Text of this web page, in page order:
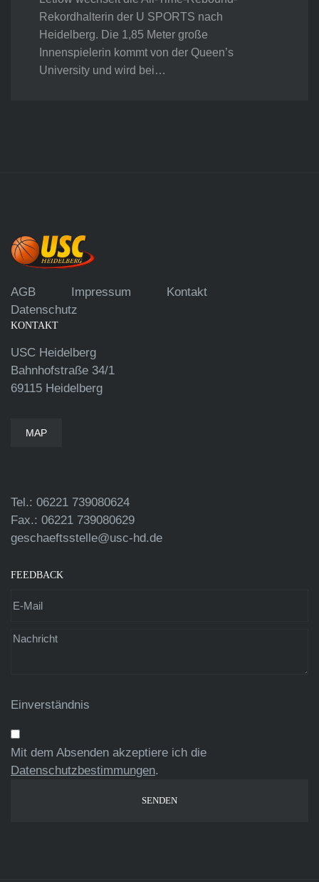
Rekordhalterin der U SPORTS nach
Heidelberg. Die 1,85 Meter große
Innenspielerin kommt von der Queen’s
University und wird bei…
AGB Impressum
Kontakt
Datenschutz
KONTAKT
USC Heidelberg
Bahnhofstraße 34/1
69115 Heidelberg
MAP
Tel.: 06221 739080624
Fax.: 06221 739080629
geschaeftsstelle@usc-hd.de
FEEDBACK
Einverständnis
Mit dem Absenden akzeptiere ich die
Datenschutzbestimmungen.